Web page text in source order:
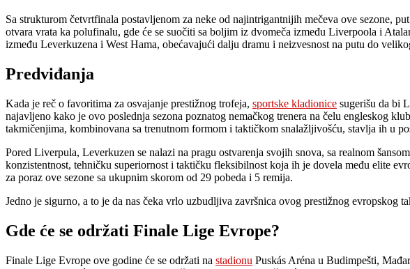
Sa strukturom četvrtfinala postavljenom za neke od najintrigantnijih mečeva ove sezone,
otvara vrata ka polufinalu, gde će se suočiti sa boljim iz dvomeča između Liverpoola i
između Leverkuzena i West Hama, obećavajući dalju dramu i neizvesnost na putu do
Predviđanja
Kada je reč o favoritima za osvajanje prestižnog trofeja, sportske kladionice sugerišu da bi
najavljeno kako je ovo poslednja sezona poznatog nemačkog trenera na čelu engleskog
takmičenjima, kombinovana sa trenutnom formom i taktičkom snalažljivošću, stavlja ih u
Pored Liverpula, Leverkuzen se nalazi na pragu ostvarenja svojih snova, sa realnom
konzistentnost, tehničku superiornost i taktičku fleksibilnost koja ih je dovela među elite
za poraz ove sezone sa ukupnim skorom od 29 pobeda i 5 remija.
Jedno je sigurno, a to je da nas čeka vrlo uzbudljiva završnica ovog prestižnog evropskog
Gde će se održati Finale Lige Evrope?
Finale Lige Evrope ove godine će se održati na stadionu Puskás Aréna u Budimpešti,